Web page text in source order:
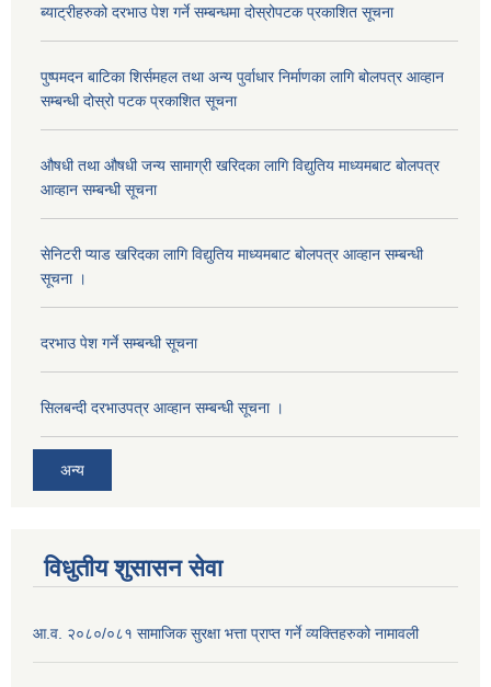
ब्याट्रीहरुको दरभाउ पेश गर्ने सम्बन्धमा दोस्रोपटक प्रकाशित सूचना
पुष्पमदन बाटिका शिर्समहल तथा अन्य पुर्वाधार निर्माणका लागि बोलपत्र आव्हान
सम्बन्धी दोस्रो पटक प्रकाशित सूचना
औषधी तथा औषधी जन्य सामाग्री खरिदका लागि विद्युतिय माध्यमबाट बोलपत्र
आव्हान सम्बन्धी सूचना
सेनिटरी प्याड खरिदका लागि विद्युतिय माध्यमबाट बोलपत्र आव्हान सम्बन्धी
सूचना ।
दरभाउ पेश गर्ने सम्बन्धी सूचना
सिलबन्दी दरभाउपत्र आव्हान सम्बन्धी सूचना ।
अन्य
विधुतीय शुसासन सेवा
आ.व. २०८०/०८१ सामाजिक सुरक्षा भत्ता प्राप्त गर्ने व्यक्तिहरुको नामावली